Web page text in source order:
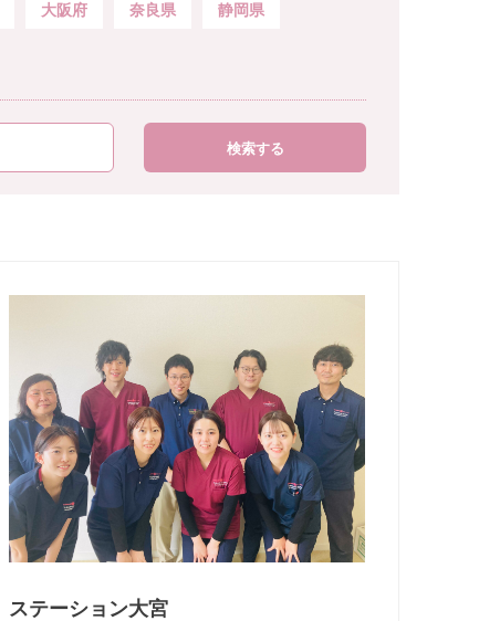
大阪府 奈良県 静岡県
検索する
ステーション大宮